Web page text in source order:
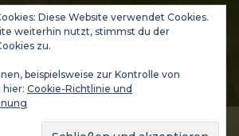
3000 GmbH - WERTELAND & VALUES
Diese Website verwendet Cookies.
weiterhin nutzt, stimmst du der
zu.
beispielsweise zur Kontrolle von
hier: Cookie-Richtlinie und